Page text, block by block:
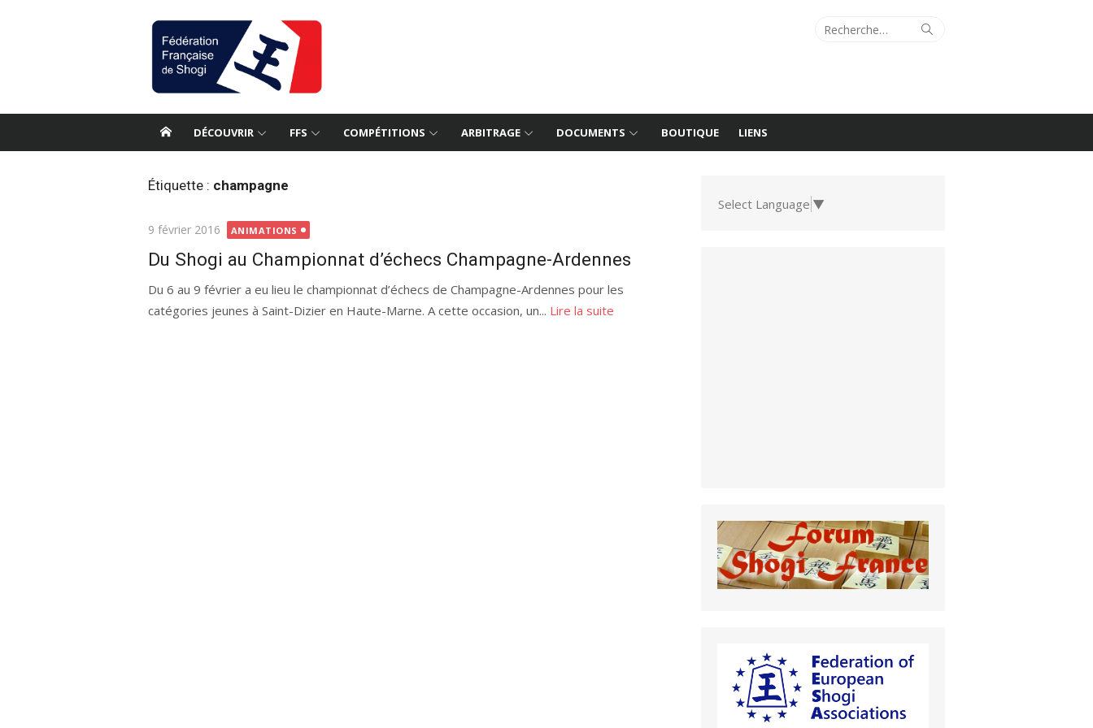
Recherche
Rechercher
DÉCOUVRIR FFS COMPÉTITIONS ARBITRAGE DOCUMENTS BOUTIQUE LIENS
Étiquette : champagne
Publié
9 février 2016 ANIMATIONS
Du Shogi au Championnat d’échecs Champagne-Ardennes
Du 6 au 9 février a eu lieu le championnat d’échecs de Champagne-Ardennes pour les
catégories jeunes à Saint-Dizier en Haute-Marne. A cette occasion, un... Lire la suite
Select Language ▼